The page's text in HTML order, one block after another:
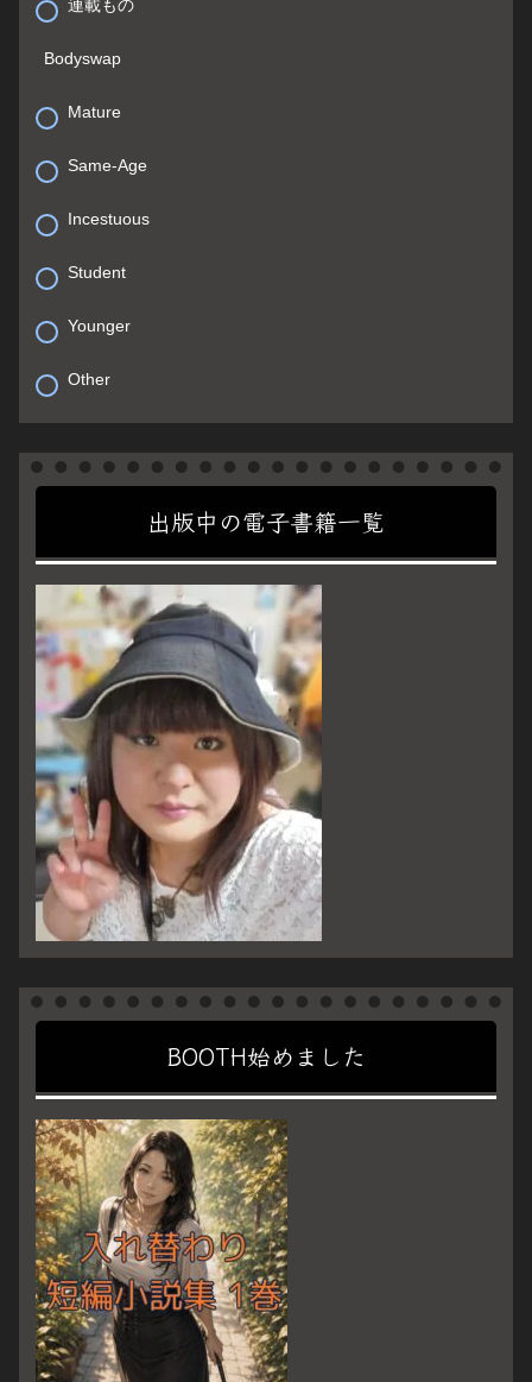
連載もの
Bodyswap
Mature
Same-Age
Incestuous
Student
Younger
Other
出版中の電子書籍一覧
BOOTH始めました